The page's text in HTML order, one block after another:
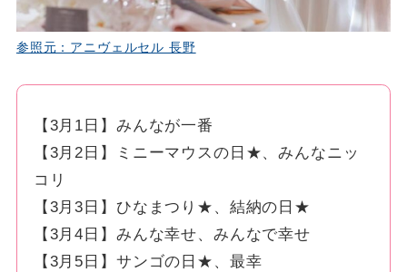
参照元：アニヴェルセル 長野
【3月1日】みんなが一番
【3月2日】ミニーマウスの日★、みんなニッ
コリ
【3月3日】ひなまつり★、結納の日★
【3月4日】みんな幸せ、みんなで幸せ
【3月5日】サンゴの日★、最幸